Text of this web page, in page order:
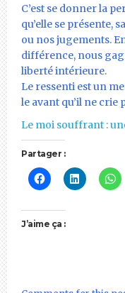
C’est se donner la
qu’elle se présente,
ou nos jugements.
différence, nous
liberté intérieure.
Le ressenti est un
le avant qu’il ne
Le moi souffrant :
Partager :
J’aime ça :